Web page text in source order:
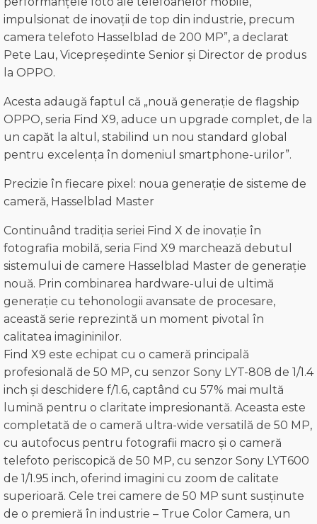
impulsionat de inovații de top din industrie, precum
camera telefoto Hasselblad de 200 MP”, a declarat
Pete Lau, Vicepreședinte Senior și Director de produs
la OPPO.
Acesta adaugă faptul că „nouă generație de flagship
OPPO, seria Find X9, aduce un upgrade complet, de la
un capăt la altul, stabilind un nou standard global
pentru excelența în domeniul smartphone-urilor”.
Precizie în fiecare pixel: noua generație de sisteme de
cameră, Hasselblad Master
Continuând tradiția seriei Find X de inovație în
fotografia mobilă, seria Find X9 marchează debutul
sistemului de camere Hasselblad Master de generație
nouă. Prin combinarea hardware-ului de ultimă
generație cu tehonologii avansate de procesare,
această serie reprezintă un moment pivotal în
calitatea imagininilor.
Find X9 este echipat cu o cameră principală
profesională de 50 MP, cu senzor Sony LYT-808 de 1/1.4
inch și deschidere f/1.6, captând cu 57% mai multă
lumină pentru o claritate impresionantă. Aceasta este
completată de o cameră ultra-wide versatilă de 50 MP,
cu autofocus pentru fotografii macro și o cameră
telefoto periscopică de 50 MP, cu senzor Sony LYT600
de 1/1.95 inch, oferind imagini cu zoom de calitate
superioară. Cele trei camere de 50 MP sunt susținute
de o premieră în industrie – True Color Camera, un